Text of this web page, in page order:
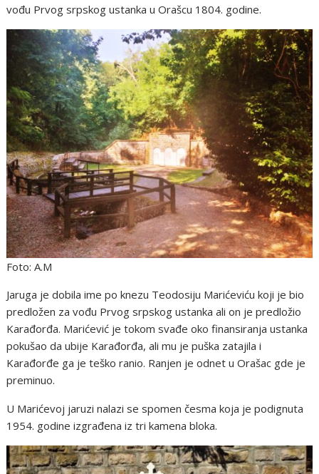
vođu Prvog srpskog ustanka u Orašcu 1804. godine.
Foto: A.M
Jaruga je dobila ime po knezu Teodosiju Marićeviću koji je bio
predložen za vođu Prvog srpskog ustanka ali on je predložio
Karađorđa. Marićević je tokom svađe oko finansiranja ustanka
pokušao da ubije Karađorđa, ali mu je puška zatajila i
Karađorđe ga je teško ranio. Ranjen je odnet u Orašac gde je
preminuo.
U Marićevoj jaruzi nalazi se spomen česma koja je podignuta
1954. godine izgrađena iz tri kamena bloka.